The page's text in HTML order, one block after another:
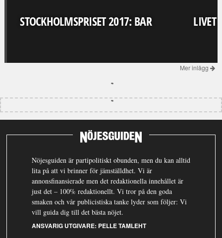
STOCKHOLMSPRISET 2017: BAR LIVET
Mer inlägg
Nöjesguiden är partipolitiskt obunden, men du kan alltid
lita på att vi brinner för jämställdhet. Vi är
annonsfinansierade men det redaktionella innehållet är
just det – 100% redaktionellt. Vi tror på den goda
smaken och vår publicistiska tanke lyder som följer: Vi
vill guida dig till det bästa nöjet.
ANSVARIG UTGIVARE: PELLE TAMLEHT